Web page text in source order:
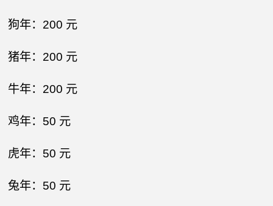
狗年：200 元​
猪年：200 元​
牛年：200 元​
鸡年：50 元​
虎年：50 元​
兔年：50 元​